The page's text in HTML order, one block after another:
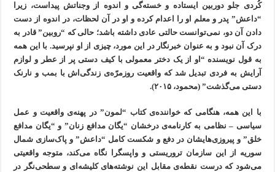
کُردی جلو دوربین ایستاده و خسته‌گی و اندوه از وجناتش پیداست، زیرا
“داعش” پدر و معلم او را اعدام کرده و او در آن لحظات، در اندوه از دست
دادن آن دو، نمی‌توانست حالتی عادی داشته باشد؛ حالی که “روبین” قادر به
درک آن نبود و به عنوان خبرنگار در این مورد، چیزی از او نپرسید. با این همه
به قول نویسنده “او از یک دختر معمولی با کیف دستی پر از عطر و لوازم
آرایش به فردی تبدیل شد که واقعیت روزمرّه‌ی زندگی‌اش با بمب و نارنک
دستی می‌گذشت” (محمود، ۲۰۱۵).
با این همه، هنگامی که خواننده‌ی کتاب “لمون” در پهنه‌ی واقعیت و عمل
سیاسی – نظامی به کارنامه‌ی درخشان “یگان مدافع زنان” و “یگان مدافع
خلق” و پیروزی‌هایشان در دفع و شکست کامل “داعش” و پاک‌سازی شمال
سوریه از این سازمان تروریستی و واپسگرا نگاه می‌کند، متوجه واقعیتی
می‌شود که درست نقطه‌ی مقابل این نوشته‌های کلیشه‌ای و سطحی‌نگر در